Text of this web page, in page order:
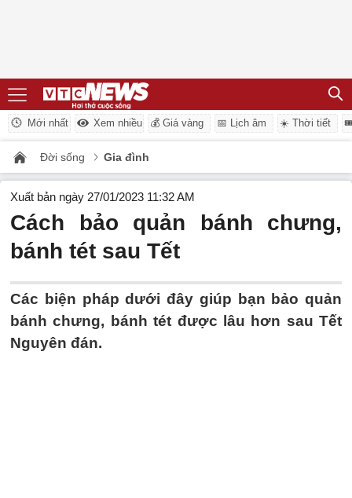
Mới nhất Xem nhiều 💰 Giá vàng 📅 Lịch âm ☀️ Thời tiết
Đời sống Gia đình
Xuất bản ngày 27/01/2023 11:32 AM
Cách bảo quản bánh chưng,
bánh tét sau Tết
Các biện pháp dưới đây giúp bạn bảo quản
bánh chưng, bánh tét được lâu hơn sau Tết
Nguyên đán.